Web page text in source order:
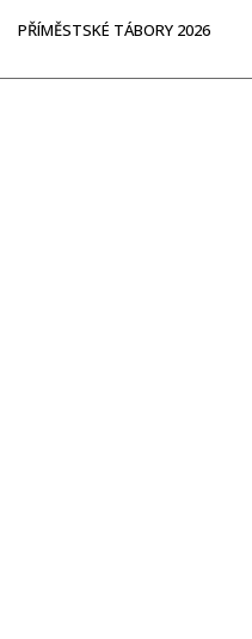
PŘÍMĚSTSKÉ TÁBORY 2026